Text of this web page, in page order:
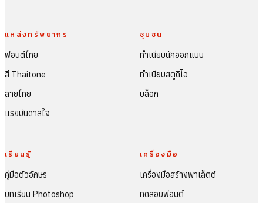
แหล่งทรัพยากร
ฟอนต์ไทย
สี Thaitone
ลายไทย
แรงบันดาลใจ
ชุมชน
ทำเนียบนักออกแบบ
ทำเนียบสตูดิโอ
บล็อก
เรียนรู้
คู่มือตัวอักษร
บทเรียน Photoshop
เครื่องมือ
เครื่องมือสร้างพาเล็ตต์
ทดสอบฟอนต์